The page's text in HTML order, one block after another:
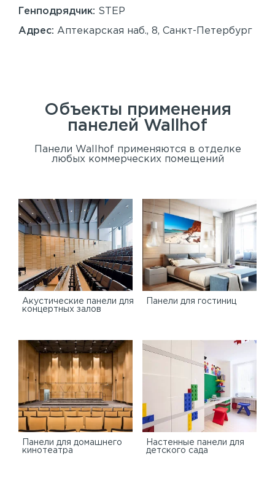
Генподрядчик: STEP
Адрес: Аптекарская наб., 8, Санкт-Петербург
Объекты применения
панелей Wallhof
Панели Wallhof применяются в отделке
любых коммерческих помещений
Акустические панели для
концертных залов
Панели для гостиниц
Панели для домашнего
кинотеатра
Настенные панели для
детского сада